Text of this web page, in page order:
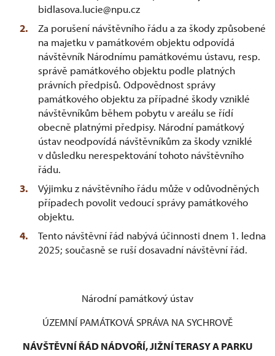
bidlasova.lucie@npu.cz
Za porušení návštěvního řádu a za škody způsobené
na majetku v památkovém objektu odpovídá
návštěvník Národnímu památkovému ústavu, resp.
správě památkového objektu podle platných
právních předpisů. Odpovědnost správy
památkového objektu za případné škody vzniklé
návštěvníkům během pobytu v areálu se řídí
obecně platnými předpisy. Národní památkový
ústav neodpovídá návštěvníkům za škody vzniklé
v důsledku nerespektování tohoto návštěvního
řádu.
Výjimku z návštěvního řádu může v odůvodněných
případech povolit vedoucí správy památkového
objektu.
Tento návštěvní řád nabývá účinnosti dnem 1. ledna
2025; současně se ruší dosavadní návštěvní řád.
Národní památkový ústav
ÚZEMNÍ PAMÁTKOVÁ SPRÁVA NA SYCHROVĚ
NÁVŠTĚVNÍ ŘÁD NÁDVOŘÍ, JIŽNÍ TERASY A PARKU